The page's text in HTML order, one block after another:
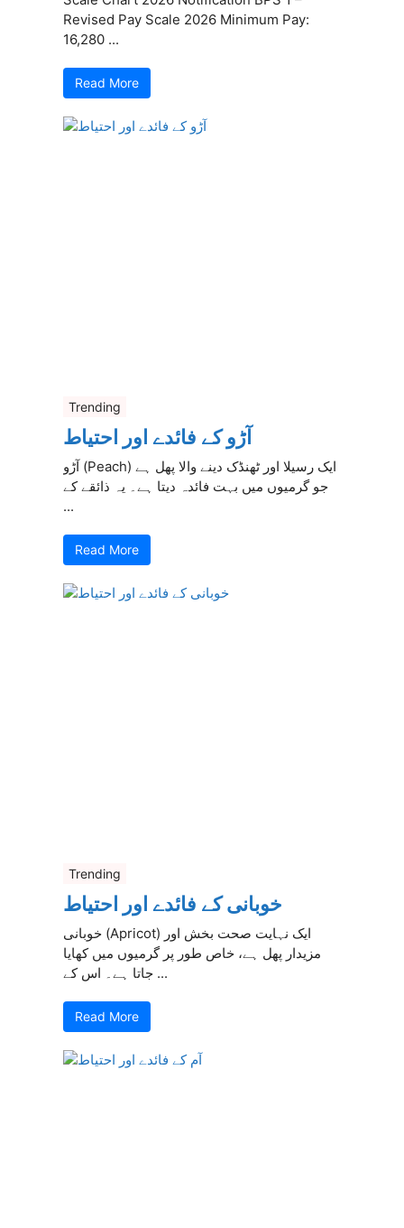
Revised Pay Scale 2026 Minimum Pay:
16,280 ...
Read More
Trending
آڑو کے فائدے اور احتیاط
آڑو (Peach) ایک رسیلا اور ٹھنڈک دینے والا پھل ہے
جو گرمیوں میں بہت فائدہ دیتا ہے۔ یہ ذائقے کے
...
Read More
Trending
خوبانی کے فائدے اور احتیاط
خوبانی (Apricot) ایک نہایت صحت بخش اور
مزیدار پھل ہے، خاص طور پر گرمیوں میں کھایا
جاتا ہے۔ اس کے ...
Read More